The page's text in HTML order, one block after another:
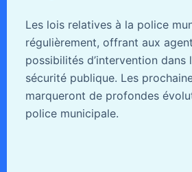
Les lois relatives à la police
régulièrement, offrant aux
possibilités d’intervention dans
sécurité publique. Les
marqueront de profondes
police municipale.